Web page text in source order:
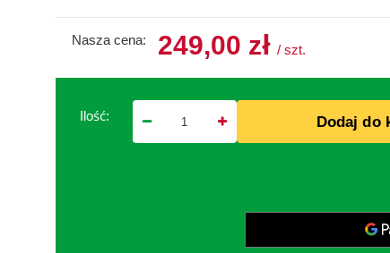
Nasza cena: 249,00 zł / szt.
Ilość: Dodaj do